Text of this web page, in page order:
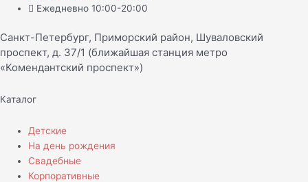
Ежедневно 10:00-20:00
Санкт-Петербург, Приморский район, Шуваловский
проспект, д. 37/1 (ближайшая станция метро
«Комендантский проспект»)
Каталог
Детские
На день рождения
Свадебные
Корпоративные